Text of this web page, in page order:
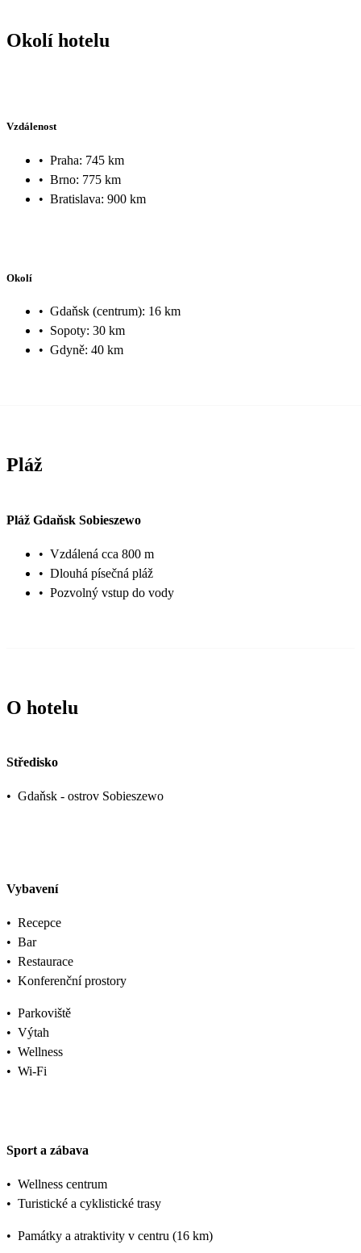
Okolí hotelu
Vzdálenost
• Praha: 745 km
• Brno: 775 km
• Bratislava: 900 km
Okolí
• Gdaňsk (centrum): 16 km
• Sopoty: 30 km
• Gdyně: 40 km
Pláž
Pláž Gdaňsk Sobieszewo
• Vzdálená cca 800 m
• Dlouhá písečná pláž
• Pozvolný vstup do vody
O hotelu
Středisko
• Gdaňsk - ostrov Sobieszewo
Vybavení
• Recepce
• Bar
• Restaurace
• Konferenční prostory
• Parkoviště
• Výtah
• Wellness
• Wi-Fi
Sport a zábava
• Wellness centrum
• Turistické a cyklistické trasy
• Památky a atraktivity v centru (16 km)